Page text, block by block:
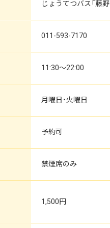
じょうてつバス「藤
011-593-7170
11:30～22:00
月曜日・火曜日
予約可
禁煙席のみ
1,500円